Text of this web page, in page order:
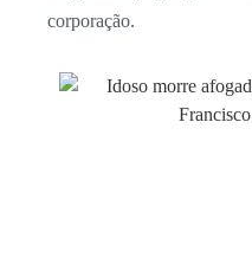
corporação.